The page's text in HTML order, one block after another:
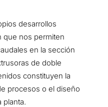
desarrollos
que nos permiten
en la sección
de doble
constituyen la
procesos o el diseño
planta.